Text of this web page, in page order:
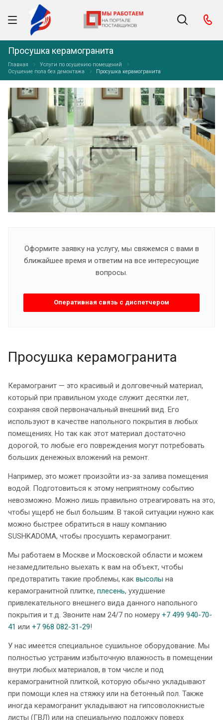
Просушка керамогранита
Главная
Услуги по осушению помещений
Осушение пола без демонтажа
Просушка керамогранита
Оформите заявку на услугу, мы свяжемся с вами в
ближайшее время и ответим на все интересующие
вопросы.
Оперативная связь с диспетчером
Просушка керамогранита
Керамогранит — это красивый и долговечный материал,
который при правильном уходе служит десятки лет,
сохраняя свой первоначальный внешний вид. Его
используют в качестве напольного покрытия в любых
помещениях. Но так как этот материал достаточно
дорогой, то любые его повреждения могут потребовать
больших денежных вложений на ремонт.
Например, это может произойти из-за залива помещения
водой. Подготовиться к этому неприятному событию
невозможно. Можно лишь правильно отреагировать на это,
чтобы ущерб не был большим. В такой ситуации нужно как
можно быстрее обратиться в нашу компанию
SUSHKADOMA, чтобы просушить керамогранит.
Мы работаем в Москве и Московской области и можем
незамедлительно выехать к вам на объект, чтобы
предотвратить такие проблемы, как высолы на
керамогранитной плитке, плесень, ухудшение
привлекательного внешнего вида данного напольного
покрытия и т.д. Звоните нам 24/7 по номеру +7 499 940-70-
41 или +7 968 082-31-29!
У нас имеется специальное сушильное оборудование. Мы
полностью устраним избыточную влажность в помещении
внутри любых материалов, в том числе и под
керамогранитной плиткой, которую обычно укладывают
при помощи клея на стяжку или на бетонный пол. Также
иногда керамогранит укладывают на гипсоволокнистые
листы (ГВЛ) или на специальную подложку поверх